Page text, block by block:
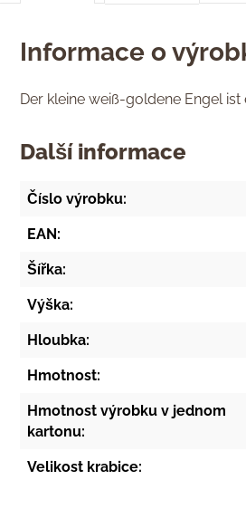
Informace o
Der kleine weiß-goldene Engel
Další informace
Číslo výrobku:
EAN:
Šířka:
Výška:
Hloubka:
Hmotnost:
Hmotnost výrobku v jednom
kartonu:
Velikost krabice: